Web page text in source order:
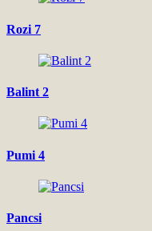
Rozi 7
Balint 2
Pumi 4
Pancsi